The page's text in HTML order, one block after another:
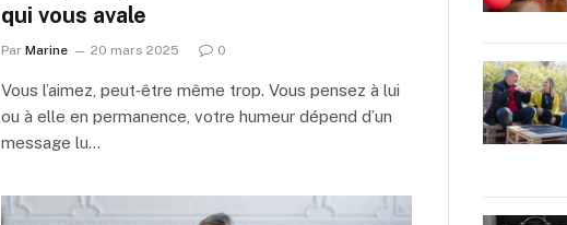
qui vous avale
Par Marine 20 mars 2025 0
Vous l’aimez, peut‑être même trop. Vous pensez à lui
ou à elle en permanence, votre humeur dépend d’un
message lu…